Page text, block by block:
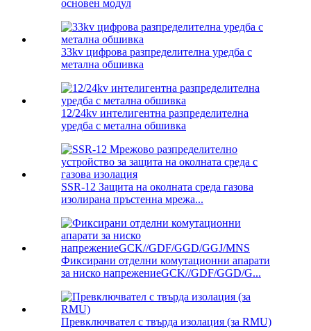
основен модул
33kv цифрова разпределителна уредба с
метална обшивка
12/24kv интелигентна разпределителна
уредба с метална обшивка
SSR-12 Защита на околната среда газова
изолирана пръстенна мрежа...
Фиксирани отделни комутационни апарати
за ниско напрежениеGCK//GDF/GGD/G...
Превключвател с твърда изолация (за RMU)